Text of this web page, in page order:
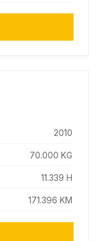
2010
70.000 KG
11.339 H
171.396 KM